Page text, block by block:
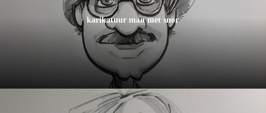
karikatuur man met snor